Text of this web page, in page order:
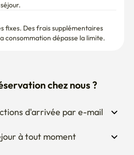
fixes. Des frais supplémentaires
consommation dépasse la limite.
chez nous ?
d'arrivée par e-mail
à tout moment